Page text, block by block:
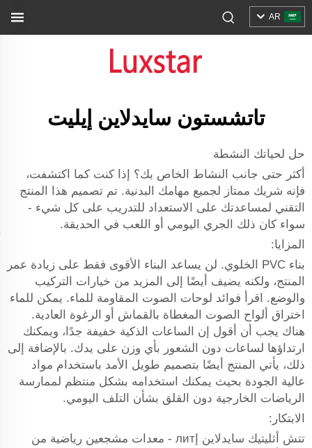
AR
تاتشستون سايدلاين إيليت
حل لحياتك النشطة
أكثر حتى جانب النشاط الخاص بك؟ إذا كنت كما اكتشفت،
فإنه شريك ممتاز لجميع مهامك البدنية. تم تصميم هذا المنتج
التقني لمساعدتك على الاستعداد للتدريب على كل شيء -
سواء كان ذلك الجري اليومي أو اللعب في الحديقة.
المزايا:
بناء PVC الخلوي. لن يساعد البناء الأقوى فقط على زيادة عمر
المنتج، ولكنه يضيف أيضًا إلى المزيد من خيارات التركيب
والوضع. اقرأ فوائد لوحات الصوت المقاومة للماء. يمكن للماء
اختراق ألواح الصوت المغطاة بالقماش أو الرغوة العادية.
هناك يجب أن أقول إن الساعات الذكية خفيفة جدًا، ويمكنك
ارتداؤها لساعات دون الشعور بأي وزن على يدك. بالإضافة إلى
ذلك، يأتي المنتج أيضًا بتصميم طويل الأمد باستخدام مواد
عالية الجودة بحيث يمكنك استخدامه بشكل منتظم لممارسة
الرياضات الخارجية دون القلق بشأن التلف اليومي.
الابتكار:
تتش أثليتيك سايدلاين إлит - معدات مشجعين رياضية من